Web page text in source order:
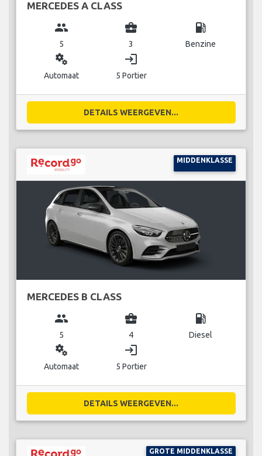
MERCEDES A CLASS
group
5
business_center
3
local_gas_station
Benzine
miscellaneous_services
Automaat
login
5 Portier
DETAILS WEERGEVEN...
MIDDENKLASSE
MERCEDES B CLASS
group
5
business_center
4
local_gas_station
Diesel
miscellaneous_services
Automaat
login
5 Portier
DETAILS WEERGEVEN...
GROTE MIDDENKLASSE